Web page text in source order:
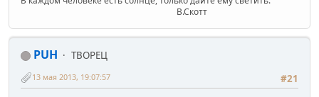
В.Скотт
PUH
ТВОРЕЦ
#21
13 мая 2013, 19:07:57